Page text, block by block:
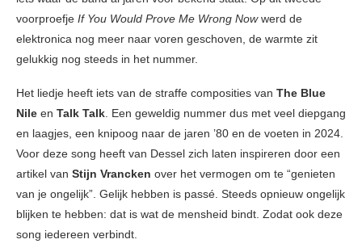
voorproefje If You Would Prove Me Wrong Nowwerd de
elektronica nog meer naar voren geschoven, de warmte zit
gelukkig nog steeds in het nummer.
Het liedje heeft iets van de straffe composities van The Blue
Nile en Talk Talk. Een geweldig nummer dus met veel diepgang
en laagjes, een knipoog naar de jaren ’80 en de voeten in 2024.
Voor deze song heeft van Dessel zich laten inspireren door een
artikel van Stijn Vrancken over het vermogen om te “genieten
van je ongelijk”. Gelijk hebben is passé. Steeds opnieuw ongelijk
blijken te hebben: dat is wat de mensheid bindt. Zodat ook deze
song iedereen verbindt.